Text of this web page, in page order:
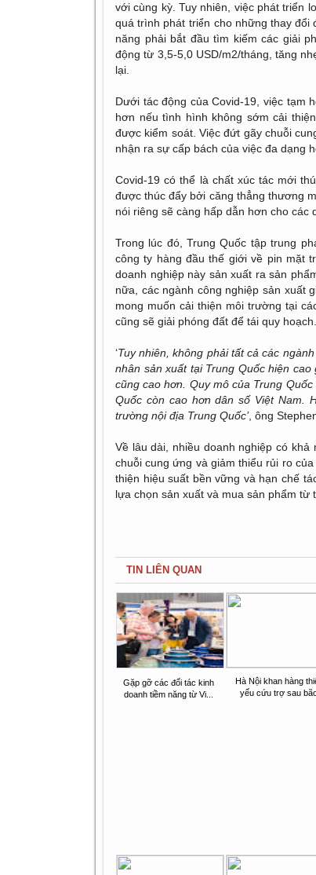
với cùng kỳ. Tuy nhiên, việc phát triển
quá trình phát triển cho những thay đổi
năng phải bắt đầu tìm kiếm các giải
động từ 3,5-5,0 USD/m2/tháng, tăng
lại.
Dưới tác động của Covid-19, việc tạm
hơn nếu tình hình không sớm cải
được kiểm soát. Việc đứt gãy chuỗi
nhận ra sự cấp bách của việc đa dạng
Covid-19 có thể là chất xúc tác mới
được thúc đẩy bởi căng thẳng thương
nói riêng sẽ càng hấp dẫn hơn cho các
Trong lúc đó, Trung Quốc tập trung
công ty hàng đầu thế giới về pin mặt
doanh nghiệp này sản xuất ra sản
nữa, các ngành công nghiệp sản xuất
mong muốn cải thiện môi trường tại
cũng sẽ giải phóng đất để tái quy hoạch.
‘Tuy nhiên, không phải tất cả các
nhân sản xuất tại Trung Quốc hiện
cũng cao hơn. Quy mô của Trung
Quốc còn cao hơn dân số Việt Nam.
trường nội địa Trung Quốc’, ông
Về lâu dài, nhiều doanh nghiệp có
chuỗi cung ứng và giảm thiểu rủi ro
thiện hiệu suất bền vững và hạn chế
lựa chọn sản xuất và mua sản phẩm từ
TIN LIÊN QUAN
Gặp gỡ các đối tác kinh
doanh tiềm năng từ Vi...
Hà Nội khan hàng
yếu cứu trợ sau